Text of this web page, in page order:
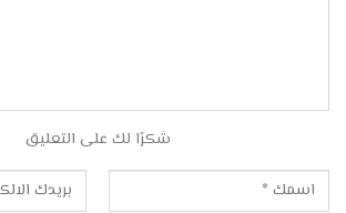
شكرًا لك على التعليق